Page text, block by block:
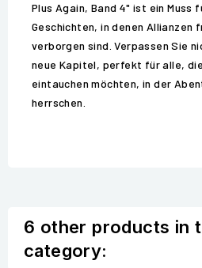
Plus Again, Band 4" ist ein Muss
Geschichten, in denen Allianzen
verborgen sind. Verpassen Sie
neue Kapitel, perfekt für alle,
eintauchen möchten, in der
herrschen.
6 other products in
category: